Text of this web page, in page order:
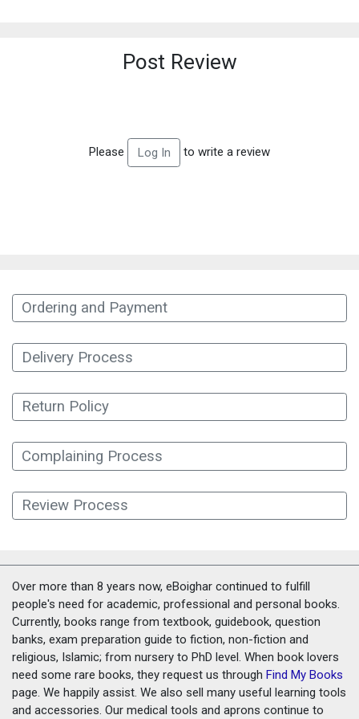
Post Review
Please Log In to write a review
Ordering and Payment
Delivery Process
Return Policy
Complaining Process
Review Process
Over more than 8 years now, eBoighar continued to fulfill
people's need for academic, professional and personal books.
Currently, books range from textbook, guidebook, question
banks, exam preparation guide to fiction, non-fiction and
religious, Islamic; from nursery to PhD level. When book lovers
need some rare books, they request us through Find My Books
page. We happily assist. We also sell many useful learning tools
and accessories. Our medical tools and aprons continue to